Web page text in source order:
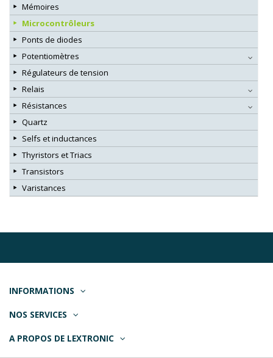
Mémoires
Microcontrôleurs
Ponts de diodes
Potentiomètres
Régulateurs de tension
Relais
Résistances
Quartz
Selfs et inductances
Thyristors et Triacs
Transistors
Varistances
INFORMATIONS
NOS SERVICES
A PROPOS DE LEXTRONIC